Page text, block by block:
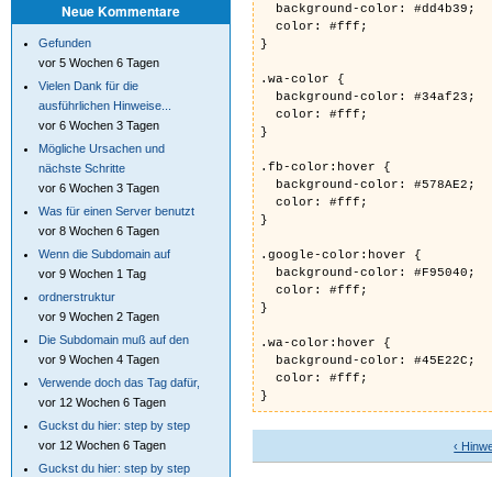
background-color: #dd4b39;
color: #fff;
}
.wa-color {
background-color: #34af23;
color: #fff;
}
.fb-color:hover {
background-color: #578AE2;
color: #fff;
}
.google-color:hover {
background-color: #F95040;
color: #fff;
}
.wa-color:hover {
background-color: #45E22C;
color: #fff;
}
‹
Neue Kommentare
Gefunden
vor 5 Wochen 6 Tagen
Vielen Dank für die
ausführlichen Hinweise...
vor 6 Wochen 3 Tagen
Mögliche Ursachen und
nächste Schritte
vor 6 Wochen 3 Tagen
Was für einen Server benutzt
vor 8 Wochen 6 Tagen
Wenn die Subdomain auf
vor 9 Wochen 1 Tag
ordnerstruktur
vor 9 Wochen 2 Tagen
Die Subdomain muß auf den
vor 9 Wochen 4 Tagen
Verwende doch das Tag dafür,
vor 12 Wochen 6 Tagen
Guckst du hier: step by step
vor 12 Wochen 6 Tagen
Guckst du hier: step by step